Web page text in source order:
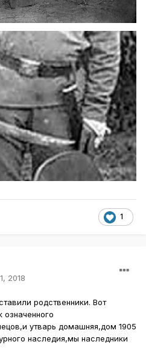
1
2018
родственники. Вот
означенного
утварь домашняя,дом 1905
наследия,мы наследники